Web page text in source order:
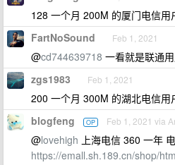
128 一个月 200M 的厦门电信用
FartNoSound Feb 1, 2021
@cd744639718 一看就是联通
zgs1983 Feb 1, 2021
200 一个月 300M 的湖北电信用
blogfeng OP Feb 1, 2021 via
@lovehigh 上海电信 360 一年
https://emall.sh.189.cn/shop/